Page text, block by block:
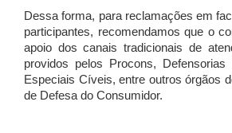
Dessa forma, para reclamações em
participantes, recomendamos que o
apoio dos canais tradicionais de
providos pelos Procons, Defensorias
Especiais Cíveis, entre outros órgãos
de Defesa do Consumidor.